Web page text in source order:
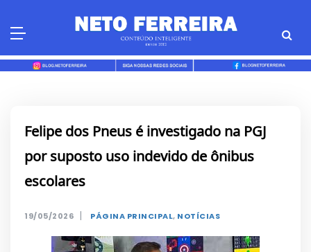
Felipe dos Pneus é investigado na PGJ
por suposto uso indevido de ônibus
escolares
19/05/2026 | PÁGINA PRINCIPAL, NOTÍCIAS